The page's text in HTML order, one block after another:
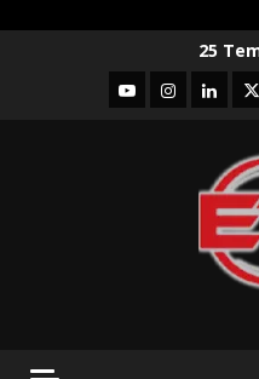
25
YouTubeInstagram